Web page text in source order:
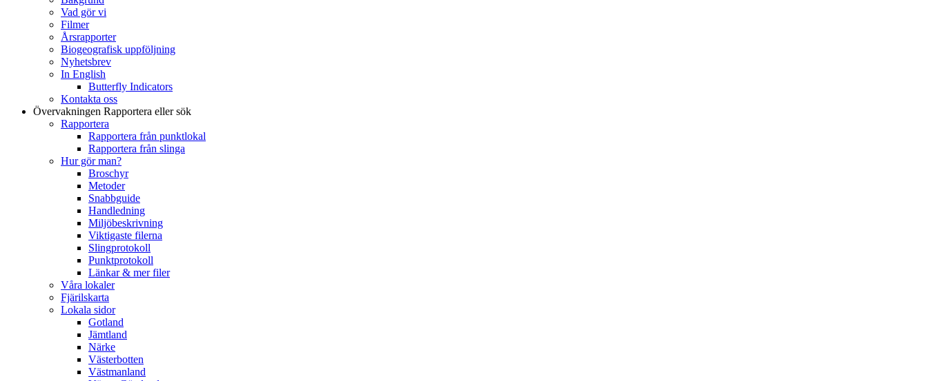
Vad gör vi
Filmer
Årsrapporter
Biogeografisk uppföljning
Nyhetsbrev
In English
Butterfly Indicators
Kontakta oss
Övervakningen Rapportera eller sök
Rapportera
Rapportera från punktlokal
Rapportera från slinga
Hur gör man?
Broschyr
Metoder
Snabbguide
Handledning
Miljöbeskrivning
Viktigaste filerna
Slingprotokoll
Punktprotokoll
Länkar & mer filer
Våra lokaler
Fjärilskarta
Lokala sidor
Gotland
Jämtland
Närke
Västerbotten
Västmanland